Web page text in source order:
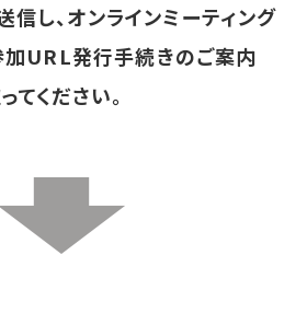
信し、オンラインミーティング
加URL発行手続きのご案内
てください。